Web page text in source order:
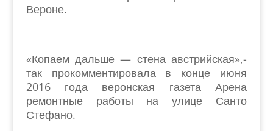
Вероне.
«Копаем дальше — стена австрийская»,-
так прокомментировала в конце июня
2016 года веронская газета Арена
ремонтные работы на улице Санто
Стефано.